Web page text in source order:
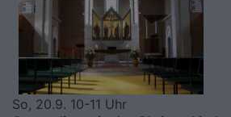
So, 20.9. 10-11 Uhr